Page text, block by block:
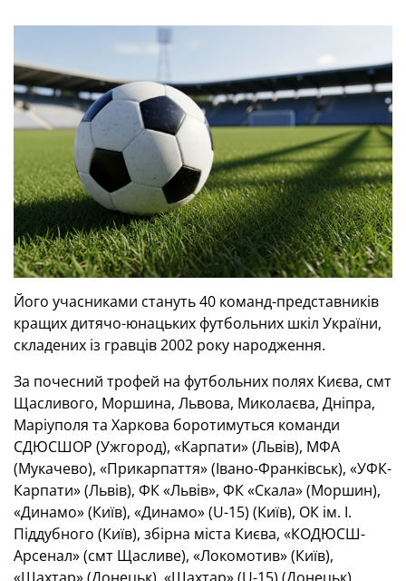
Його учасниками стануть 40 команд-представників
кращих дитячо-юнацьких футбольних шкіл України,
складених із гравців 2002 року народження.
За почесний трофей на футбольних полях Києва, смт
Щасливого, Моршина, Львова, Миколаєва, Дніпра,
Маріуполя та Харкова боротимуться команди
СДЮСШОР (Ужгород), «Карпати» (Львів), МФА
(Мукачево), «Прикарпаття» (Івано-Франківськ), «УФК-
Карпати» (Львів), ФК «Львів», ФК «Скала» (Моршин),
«Динамо» (Київ), «Динамо» (U-15) (Київ), ОК ім. І.
Піддубного (Київ), збірна міста Києва, «КОДЮСШ-
Арсенал» (смт Щасливе), «Локомотив» (Київ),